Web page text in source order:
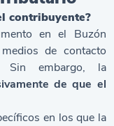
contribuyente?
en el Buzón
de contacto
Sin embargo, la
de que el
en los que la